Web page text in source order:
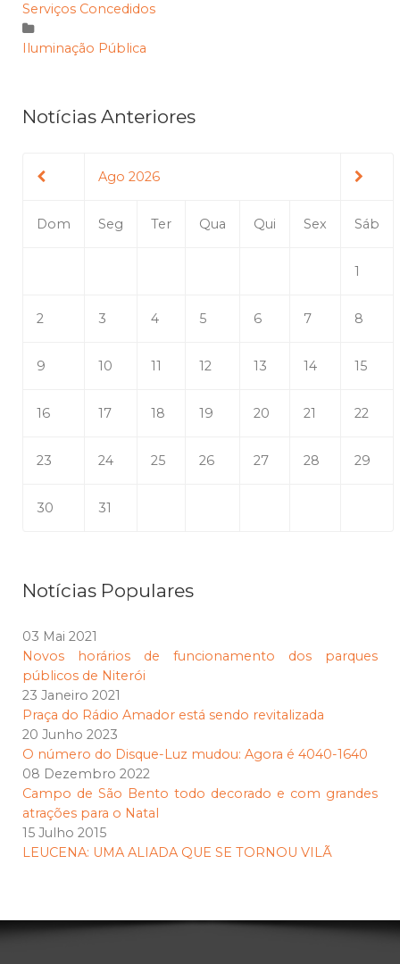
Serviços Concedidos
Iluminação Pública
Notícias Anteriores
Ago 2026
Dom Seg Ter Qua Qui Sex Sáb
1
2 3 4 5 6 7 8
9 10 11 12 13 14 15
16 17 18 19 20 21 22
23 24 25 26 27 28 29
30 31
Notícias Populares
03 Mai 2021
Novos horários de funcionamento dos parques
públicos de Niterói
23 Janeiro 2021
Praça do Rádio Amador está sendo revitalizada
20 Junho 2023
O número do Disque-Luz mudou: Agora é 4040-1640
08 Dezembro 2022
Campo de São Bento todo decorado e com grandes
atrações para o Natal
15 Julho 2015
LEUCENA: UMA ALIADA QUE SE TORNOU VILÃ